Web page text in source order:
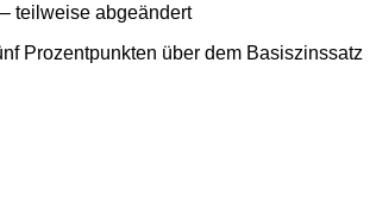
teilweise abgeändert
über dem Basiszinssatz